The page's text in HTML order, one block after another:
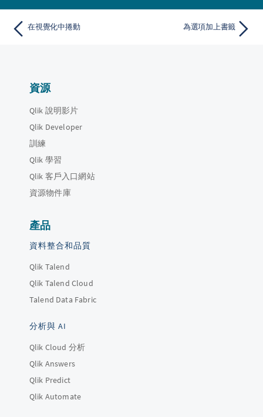
在視覺化中捲動 為選項加上書籤
資源
Qlik 說明影片
Qlik Developer
訓練
Qlik 學習
Qlik 客戶入口網站
資源物件庫
產品
資料整合和品質
Qlik Talend
Qlik Talend Cloud
Talend Data Fabric
分析與 AI
Qlik Cloud 分析
Qlik Answers
Qlik Predict
Qlik Automate